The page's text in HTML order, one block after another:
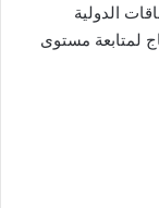
الدولية
لمتابعة مستوى